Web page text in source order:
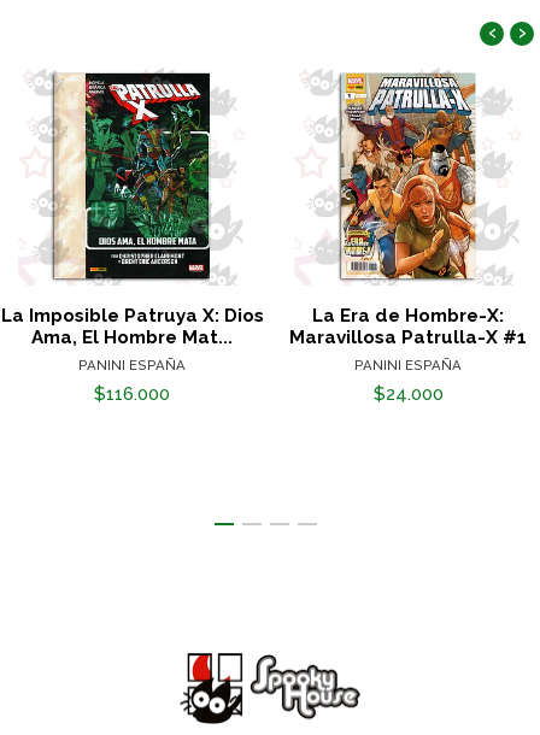
La Imposible Patruya X: Dios
Ama, El Hombre Mat...
PANINI ESPAÑA
$116.000
La Era de Hombre-X:
Maravillosa Patrulla-X #1
PANINI ESPAÑA
$24.000
‹ ›